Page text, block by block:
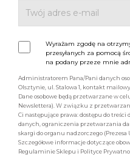
Wyrażam zgodę na
przesyłanych za pomocą
na podany przeze mnie
Administratorem Pana/Pani danych
Olsztynie, ul. Stalowa 1, kontakt
Dane osobowe będą przetwarzane w
Newslettera). W związku z
Ci następujące prawa: dostępu do
danych, ograniczenia przetwarzania
skargi do organu nadzorczego (Prezesa
Szczegółowe informacje dotyczące
Regulaminie Sklepu i Polityce